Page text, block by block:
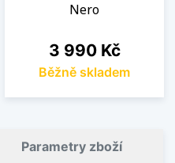
Nero
Cena
3 990 Kč
Běžně skladem
Parametry zboží